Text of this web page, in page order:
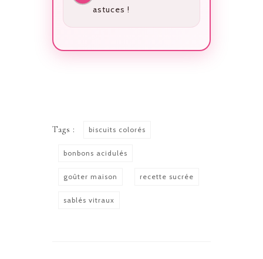
astuces !
Tags : biscuits colorés
bonbons acidulés
goûter maison recette sucrée
sablés vitraux